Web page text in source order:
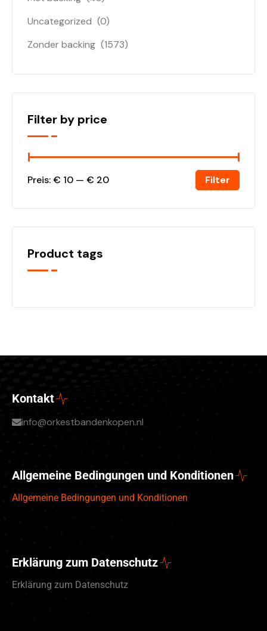
Uncategorized (0)
Zonder backing (1573)
Filter by price
Filter
Preis:€ 10 — € 20
Product tags
Kontakt
info@orkestbandenkopen.nl
Allgemeine Bedingungen und Konditionen
Allgemeine Bedingungen und Konditionen
Erklärung zum Datenschutz
Erklärung zum Datenschutz